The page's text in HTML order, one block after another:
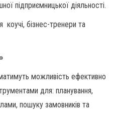
підприємницької діяльності.
коучі, бізнес-тренери та
можливість ефективно
для: планування,
пошуку замовників та